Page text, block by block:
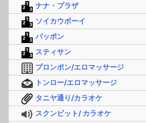
ナナ・プラザ
ソイカウボーイ
パッポン
スティサン
プロンポン/エロマッサージ
トンロー/エロマッサージ
タニヤ通り/カラオケ
スクンビット/ カラオケ